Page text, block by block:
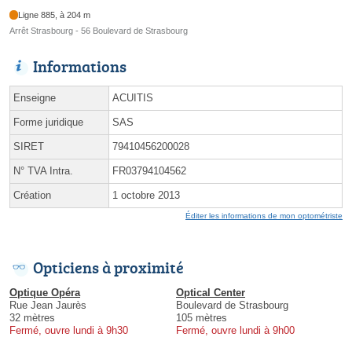
Ligne 885, à 204 m
Arrêt Strasbourg - 56 Boulevard de Strasbourg
Informations
Enseigne ACUITIS
Forme juridique SAS
SIRET 79410456200028
N° TVA Intra. FR03794104562
Création 1 octobre 2013
Éditer les informations de mon optométriste
Opticiens à proximité
Optique Opéra
Rue Jean Jaurès
32 mètres
Fermé, ouvre lundi à 9h30
Optical Center
Boulevard de Strasbourg
105 mètres
Fermé, ouvre lundi à 9h00